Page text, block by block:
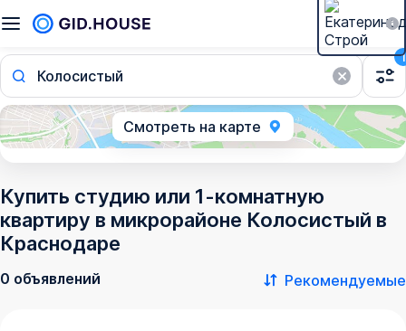
Колосистый
1
Смотреть на карте
Купить студию или 1-комнатную
квартиру в микрорайоне Колосистый в
Краснодаре
0 объявлений Рекомендуемые